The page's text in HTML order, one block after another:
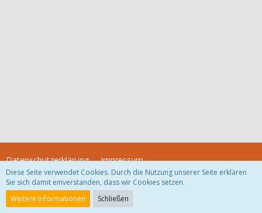
Datenschutzerklärung Impressum
Community-Software:
Diese Seite verwendet Cookies. Durch die Nutzung unserer Seite erklären
Sie sich damit einverstanden, dass wir Cookies setzen.
Weitere Informationen
Schließen